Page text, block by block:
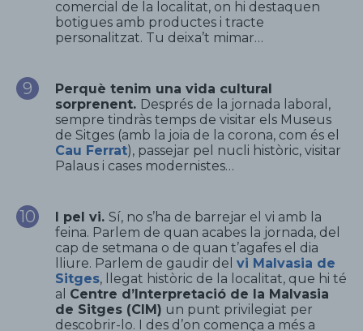
comercial de la localitat, on hi destaquen
botigues amb productes i tracte
personalitzat. Tu deixa’t mimar…
Perquè tenim una vida cultural
sorprenent. Després de la jornada laboral,
sempre tindràs temps de visitar els Museus
de Sitges (amb la joia de la corona, com és el
Cau Ferrat), passejar pel nucli històric, visitar
Palaus i cases modernistes…
I pel vi. Sí, no s’ha de barrejar el vi amb la
feina. Parlem de quan acabes la jornada, del
cap de setmana o de quan t’agafes el dia
lliure. Parlem de gaudir del vi Malvasia de
Sitges, llegat històric de la localitat, que hi té
al Centre d’Interpretació de la Malvasia
de Sitges (CIM) un punt privilegiat per
descobrir-lo. I des d’on comença a més a